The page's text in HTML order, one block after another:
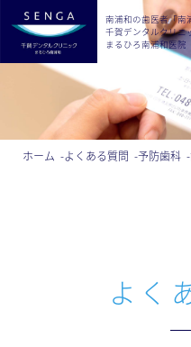
南浦和の歯医者「南
千賀デンタルクリニ
まるひろ南浦和医院
ホーム よくある質問 予防歯科
よく